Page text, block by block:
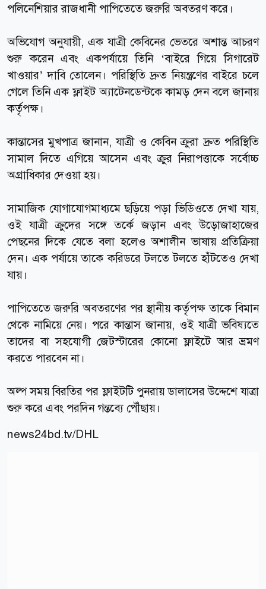
পলিনেশিয়ার রাজধানী পাপিতেতে জরুরি অবতরণ করে।
অভিযোগ অনুযায়ী, এক যাত্রী কেবিনের ভেতরে অশান্ত আচরণ
শুরু করেন এবং একপর্যায়ে তিনি ‘বাইরে গিয়ে সিগারেট
খাওয়ার’ দাবি তোলেন। পরিস্থিতি দ্রুত নিয়ন্ত্রণের বাইরে চলে
গেলে তিনি এক ফ্লাইট অ্যাটেনডেন্টকে কামড় দেন বলে জানায়
কর্তৃপক্ষ।
কান্তাসের মুখপাত্র জানান, যাত্রী ও কেবিন ক্রুরা দ্রুত পরিস্থিতি
সামাল দিতে এগিয়ে আসেন এবং ক্রুর নিরাপত্তাকে সর্বোচ্চ
অগ্রাধিকার দেওয়া হয়।
সামাজিক যোগাযোগমাধ্যমে ছড়িয়ে পড়া ভিডিওতে দেখা যায়,
ওই যাত্রী ক্রুদের সঙ্গে তর্কে জড়ান এবং উড়োজাহাজের
পেছনের দিকে যেতে বলা হলেও অশালীন ভাষায় প্রতিক্রিয়া
দেন। এক পর্যায়ে তাকে করিডরে টলতে টলতে হাঁটতেও দেখা
যায়।
পাপিতেতে জরুরি অবতরণের পর স্থানীয় কর্তৃপক্ষ তাকে বিমান
থেকে নামিয়ে নেয়। পরে কান্তাস জানায়, ওই যাত্রী ভবিষ্যতে
তাদের বা সহযোগী জেটস্টারের কোনো ফ্লাইটে আর ভ্রমণ
করতে পারবেন না।
অল্প সময় বিরতির পর ফ্লাইটটি পুনরায় ডালাসের উদ্দেশে যাত্রা
শুরু করে এবং পরদিন গন্তব্যে পৌঁছায়।
news24bd.tv/DHL